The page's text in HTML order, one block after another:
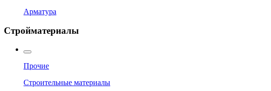
Арматура
Стройматериалы
Прочие
Строительные материалы